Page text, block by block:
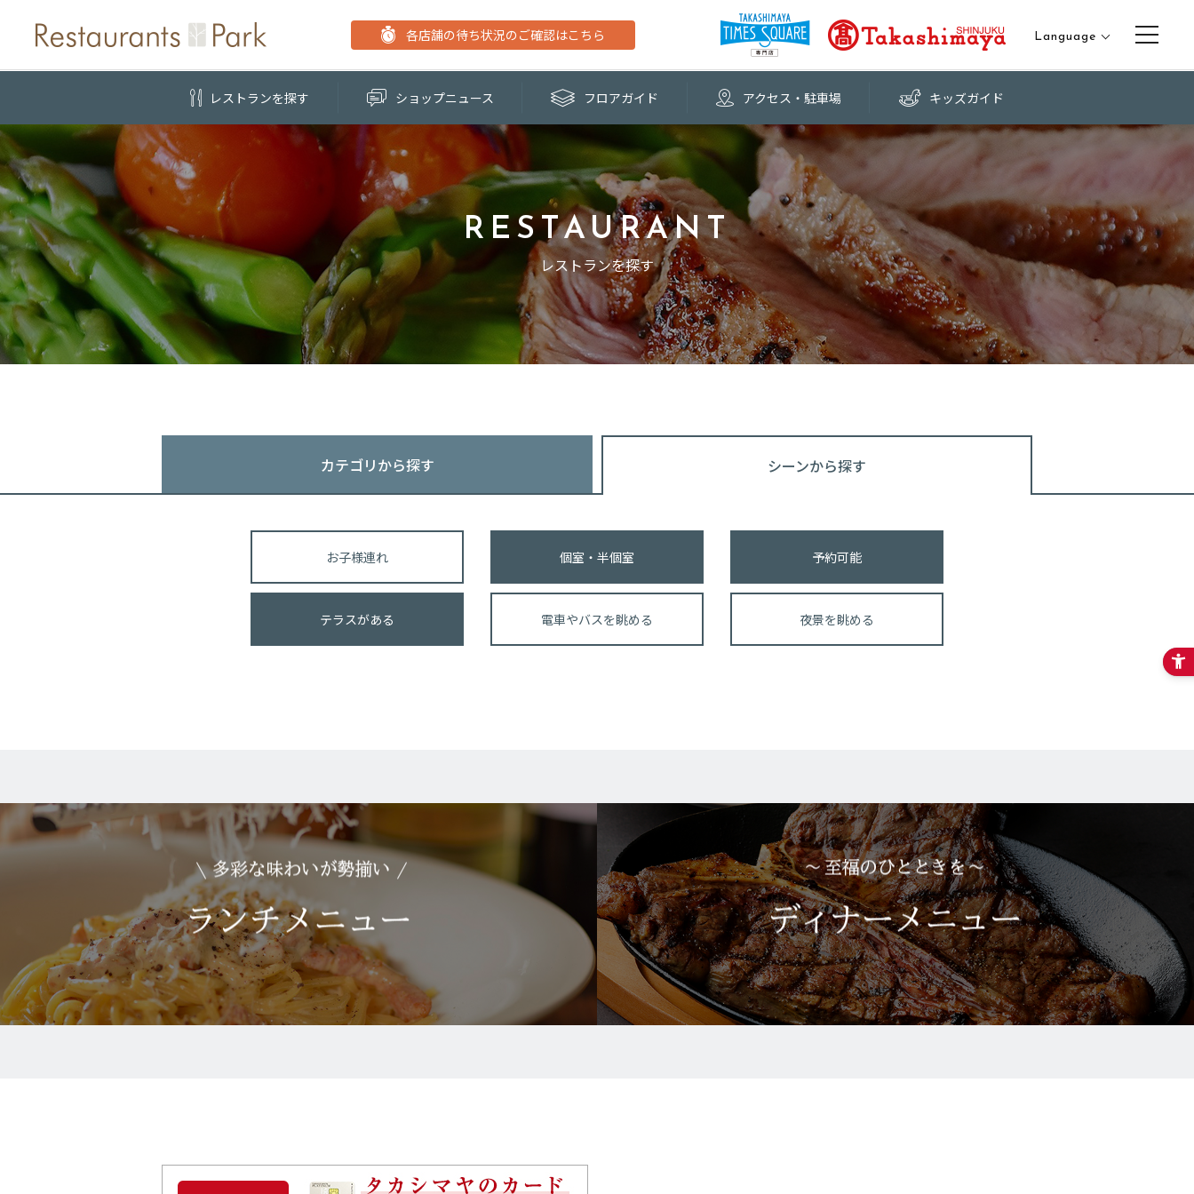
各店舗の待ち状況のご確認はこちら Language
日本語
レストランを探す ショップニュース フロアガイド アクセス・駐車場 キッズガイド
RESTAURANT
レストランを探す
カテゴリから探す シーンから探す
お子様連れ 個室・半個室 予約可能
テラスがある 電車やバスを眺める 夜景を眺める